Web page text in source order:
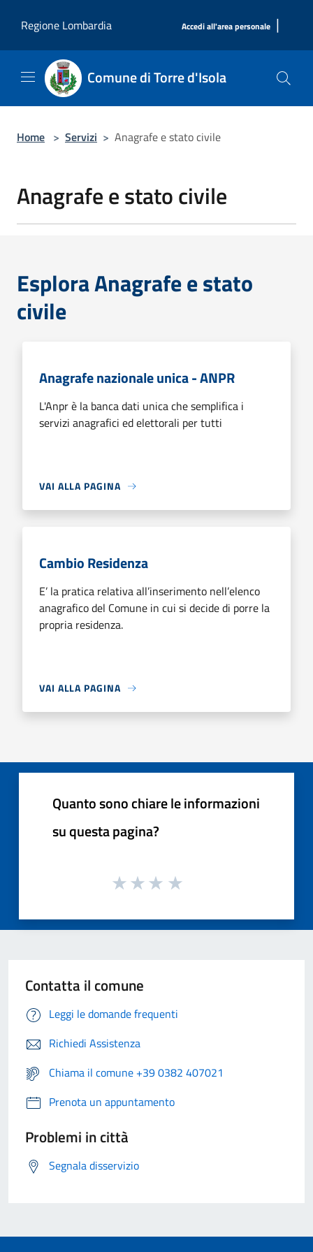
Regione Lombardia
Accedi all'area personale |
Comune di Torre d'Isola
Home > Servizi > Anagrafe e stato civile
Anagrafe e stato civile
Esplora Anagrafe e stato
civile
Anagrafe nazionale unica - ANPR
L'Anpr è la banca dati unica che semplifica i
servizi anagrafici ed elettorali per tutti
VAI ALLA PAGINA
Cambio Residenza
E’ la pratica relativa all’inserimento nell’elenco
anagrafico del Comune in cui si decide di porre la
propria residenza.
VAI ALLA PAGINA
Quanto sono chiare le informazioni
su questa pagina?
Contatta il comune
Leggi le domande frequenti
Richiedi Assistenza
Chiama il comune +39 0382 407021
Prenota un appuntamento
Problemi in città
Segnala disservizio